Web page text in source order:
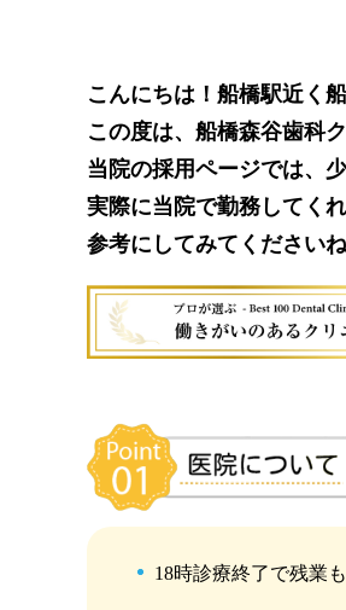
こんにちは！船橋駅近く
この度は、船橋森谷歯科
当院の採用ページでは、
実際に当院で勤務してく
参考にしてみてくださいね
18時診療終了で残業